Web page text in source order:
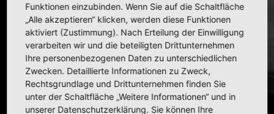
1:43
Funktionen einzubinden. Wenn Sie auf die Schaltfläche
„Alle akzeptieren“ klicken, werden diese Funktionen
aktiviert (Zustimmung). Nach Erteilung der Einwilligung
verarbeiten wir und die beteiligten Drittunternehmen
Ihre personenbezogenen Daten zu unterschiedlichen
Zwecken. Detaillierte Informationen zu Zweck,
Rechtsgrundlage und Drittunternehmen finden Sie
unter der Schaltfläche „Weitere Informationen“ und in
unserer Datenschutzerklärung. Sie können Ihre